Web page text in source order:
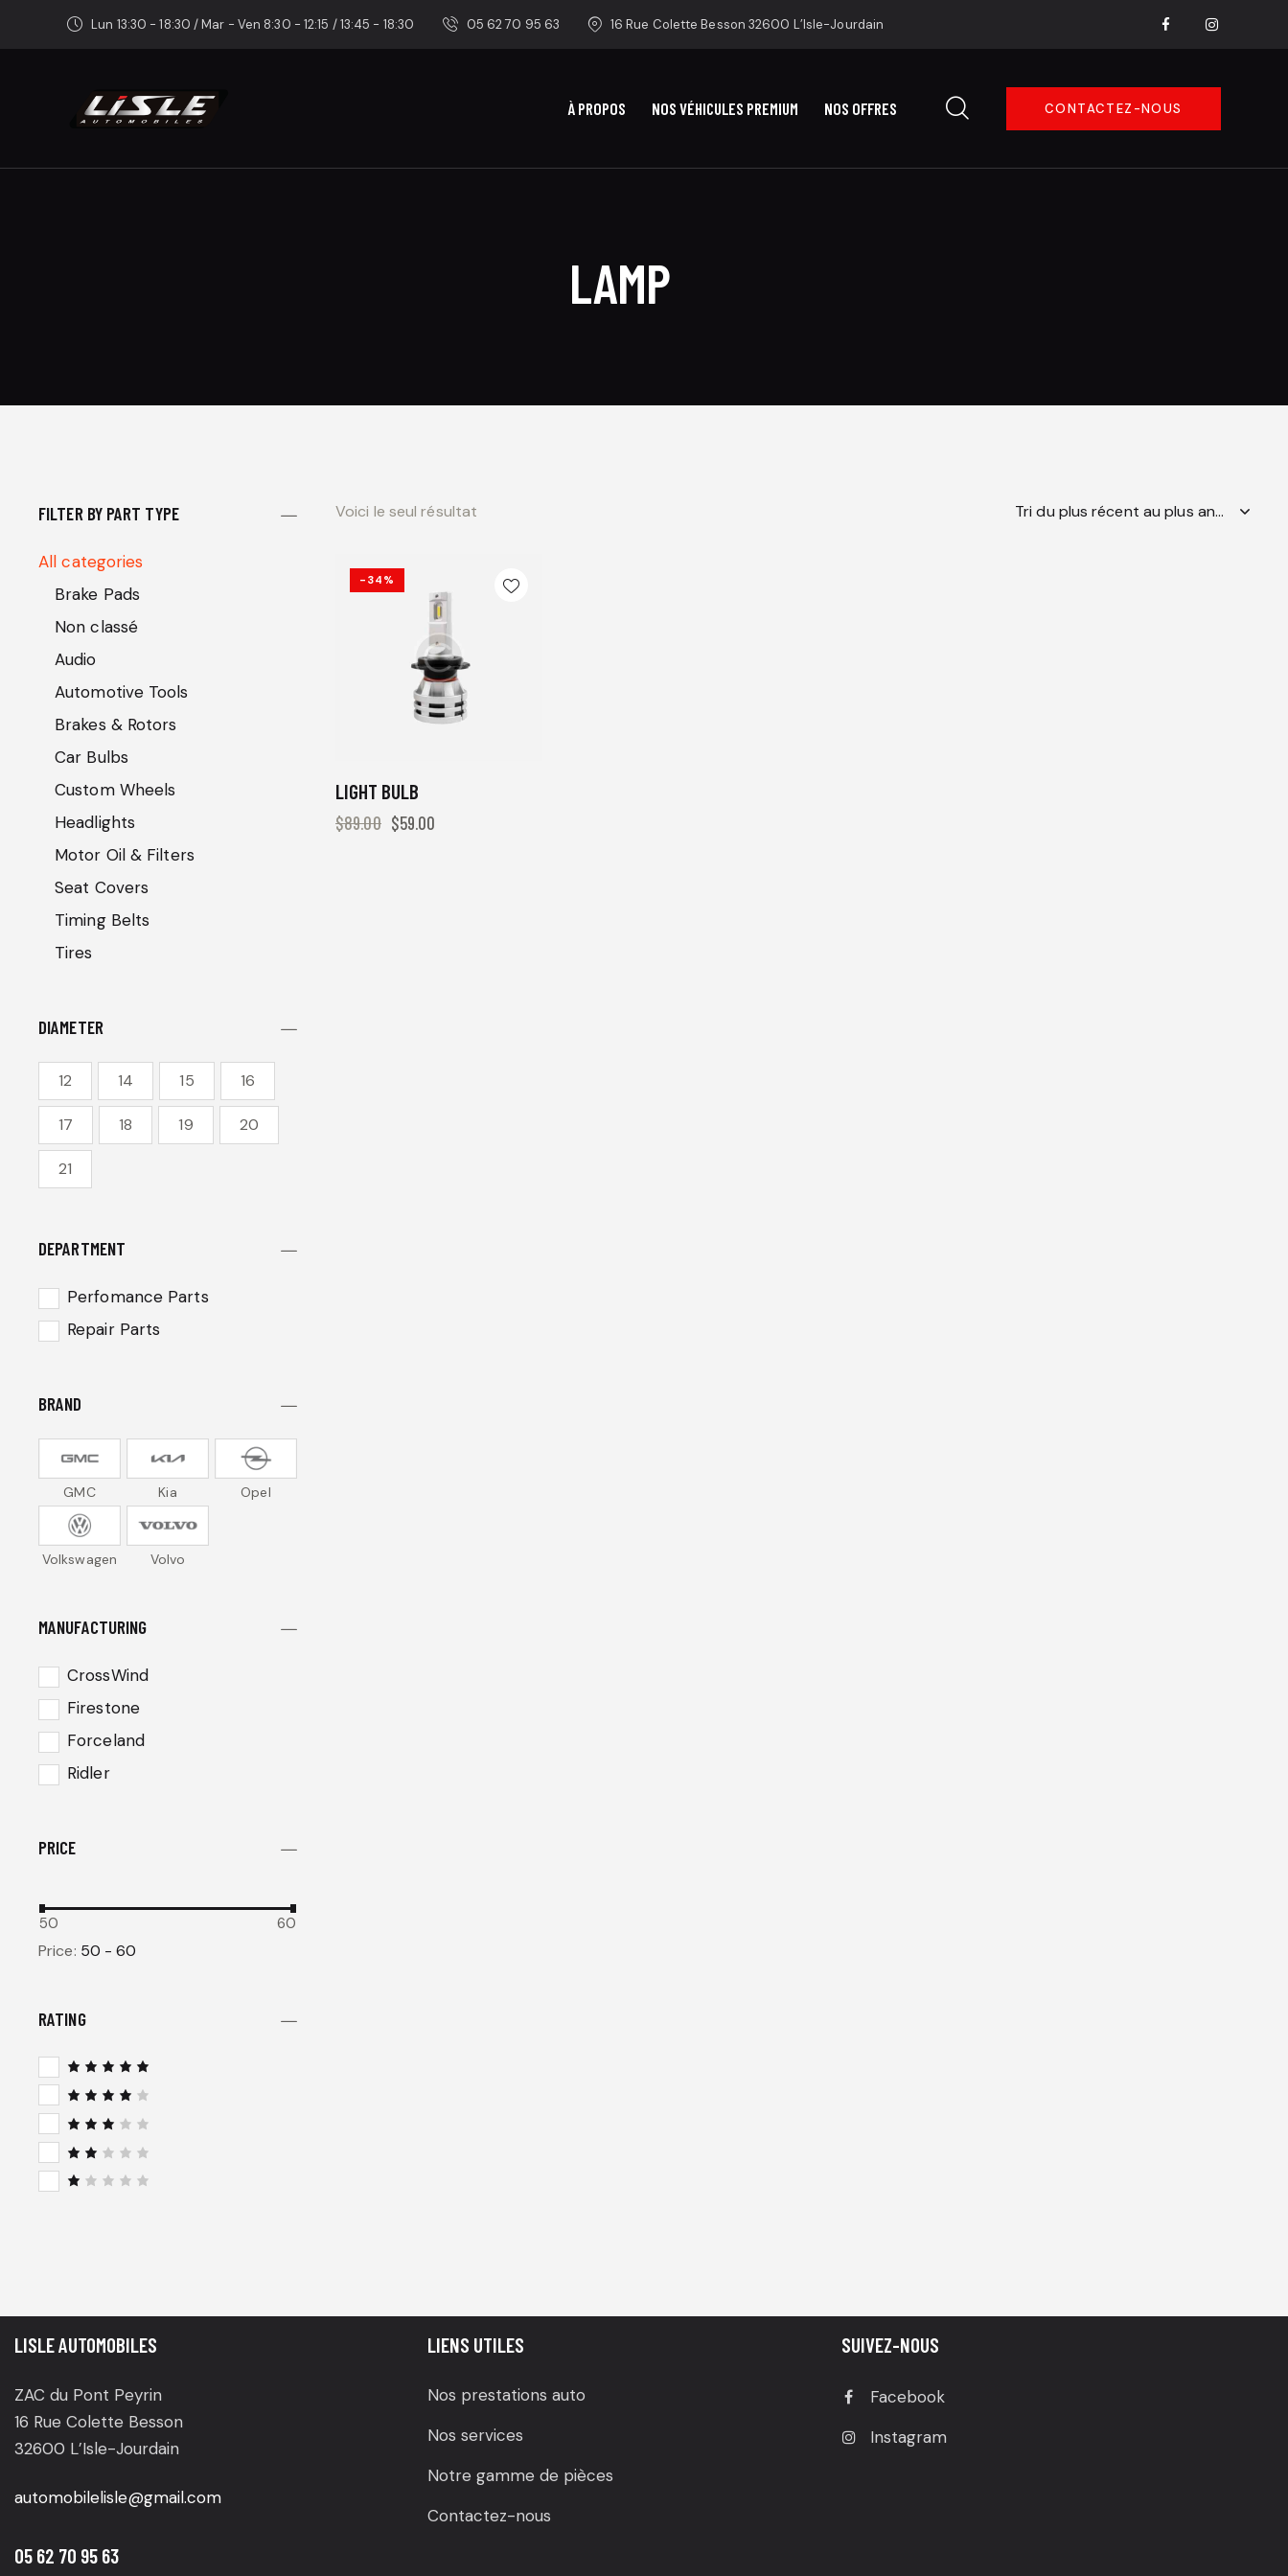
Lun 13:30 - 18:30 / Mar - Ven 8:30 - 12:15 / 13:45 - 18:30 05 62 70 95 63 16 Rue Colette Besson 32600 L’Isle-Jourdain
À PROPOS NOS VÉHICULES PREMIUM NOS OFFRES CONTACTEZ-NOUS
LAMP
Voici le seul résultat
-34%
LIGHT BULB
$89.00 $59.00
FILTER BY PART TYPE
All categories
Brake Pads
Non classé
Audio
Automotive Tools
Brakes & Rotors
Car Bulbs
Custom Wheels
Headlights
Motor Oil & Filters
Seat Covers
Timing Belts
Tires
DIAMETER
12 14 15 16
17 18 19 20
21
DEPARTMENT
Perfomance Parts
Repair Parts
BRAND
GMC Kia Opel
Volkswagen Volvo
MANUFACTURING
CrossWind
Firestone
Forceland
Ridler
PRICE
50 60
Price: 50 - 60
RATING
Note
5
sur 5
Note
sur 5
Note
3
5
Not
e 2
LISLE AUTOMOBILES
ZAC du Pont Peyrin
16 Rue Colette Besson
32600 L’Isle-Jourdain
automobilelisle@gmail.com
05 62 70 95 63
LIENS UTILES
Nos prestations auto
Nos services
Notre gamme de pièces
Contactez-nous
SUIVEZ-NOUS
Facebook
Instagram